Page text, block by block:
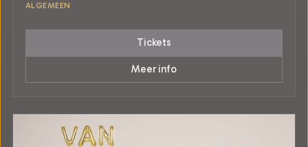
ALGEMEEN
Tickets
Meer info